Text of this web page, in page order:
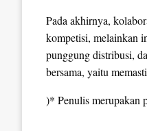
Pada akhirnya,
kompetisi, melainkan
punggung distribusi,
bersama, yaitu
)* Penulis merupakan